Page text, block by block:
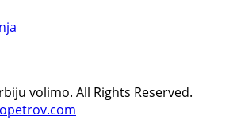
volimo. All Rights Reserved.